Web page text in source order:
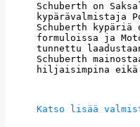
Schuberth on
kypärävalmistaja
Schuberth kypäriä
formuloissa ja
tunnettu
Schuberth
hiljaisimpina
Katso lisää